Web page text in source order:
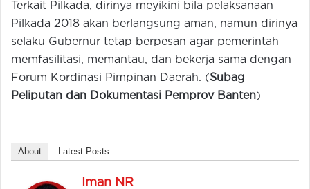
Terkait Pilkada, dirinya meyikini bila pelaksanaan
Pilkada 2018 akan berlangsung aman, namun dirinya
selaku Gubernur tetap berpesan agar pemerintah
memfasilitasi, memantau, dan bekerja sama dengan
Forum Kordinasi Pimpinan Daerah. (Subag
Peliputan dan Dokumentasi Pemprov Banten)
About Latest Posts
Iman NR